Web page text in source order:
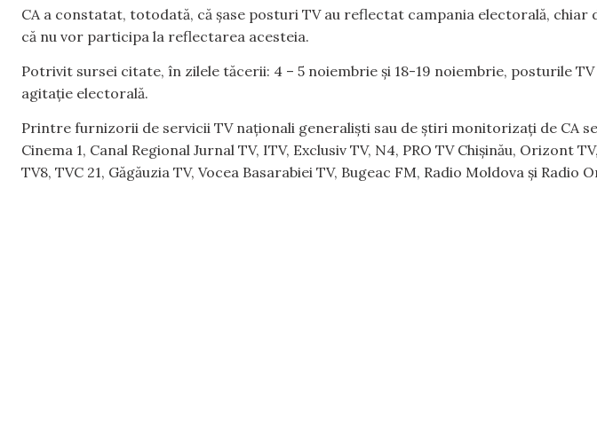
CA a constatat, totodată, că șase posturi TV au reflectat campania electorală, chiar
că nu vor participa la reflectarea acesteia.
Potrivit sursei citate, în zilele tăcerii: 4 – 5 noiembrie și 18-19 noiembrie, posturile
agitație electorală.
Printre furnizorii de servicii TV naționali generaliști sau de știri monitorizați de CA
Cinema 1, Canal Regional Jurnal TV, ITV, Exclusiv TV, N4, PRO TV Chișinău, Orizont
TV8, TVC 21, Găgăuzia TV, Vocea Basarabiei TV, Bugeac FM, Radio Moldova și Radio